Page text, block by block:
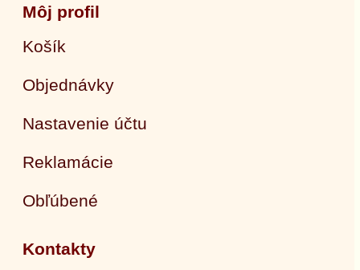
Môj profil
Košík
Objednávky
Nastavenie účtu
Reklamácie
Obľúbené
Kontakty